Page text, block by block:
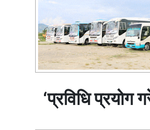
‘प्रविधि प्रयोग